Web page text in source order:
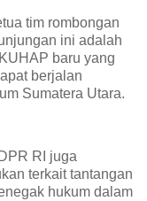
tim rombongan
ini adalah
baru yang
berjalan
Sumatera Utara.
RI juga
terkait tantangan
hukum dalam